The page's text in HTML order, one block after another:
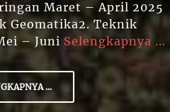
Maret – April 2025
Geomatika2. Teknik
– Juni Selengkapnya ...
...